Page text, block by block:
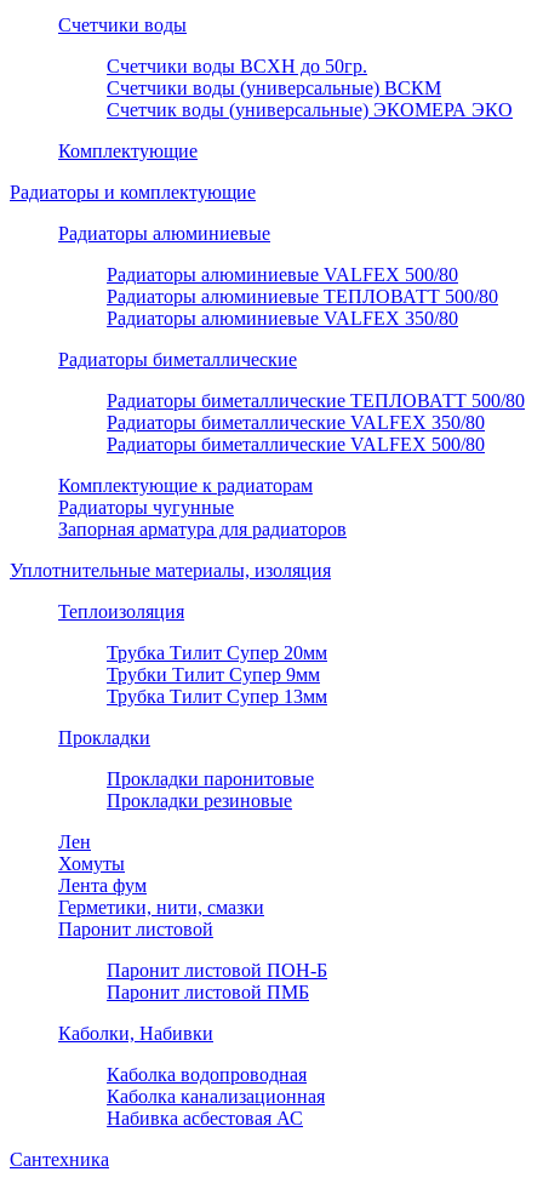
Счетчики воды
Счетчики воды ВСХН до 50гр.
Счетчики воды (универсальные) ВСКМ
Счетчик воды (универсальные) ЭКОМЕРА ЭКО
Комплектующие
Радиаторы и комплектующие
Радиаторы алюминиевые
Радиаторы алюминиевые VALFEX 500/80
Радиаторы алюминиевые ТЕПЛОВАТТ 500/80
Радиаторы алюминиевые VALFEX 350/80
Радиаторы биметаллические
Радиаторы биметаллические ТЕПЛОВАТТ 500/80
Радиаторы биметаллические VALFEX 350/80
Радиаторы биметаллические VALFEX 500/80
Комплектующие к радиаторам
Радиаторы чугунные
Запорная арматура для радиаторов
Уплотнительные материалы, изоляция
Теплоизоляция
Трубка Тилит Супер 20мм
Трубки Тилит Супер 9мм
Трубка Тилит Супер 13мм
Прокладки
Прокладки паронитовые
Прокладки резиновые
Лен
Хомуты
Лента фум
Герметики, нити, смазки
Паронит листовой
Паронит листовой ПОН-Б
Паронит листовой ПМБ
Каболки, Набивки
Каболка водопроводная
Каболка канализационная
Набивка асбестовая АС
Сантехника